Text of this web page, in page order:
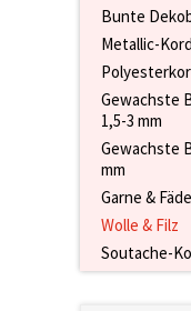
Funktionszwecken,
Bunte
Metallic-
Gewachste
1,5-3 mm
Gewachste
mm
Garne &
Wolle & Filz
Soutache-